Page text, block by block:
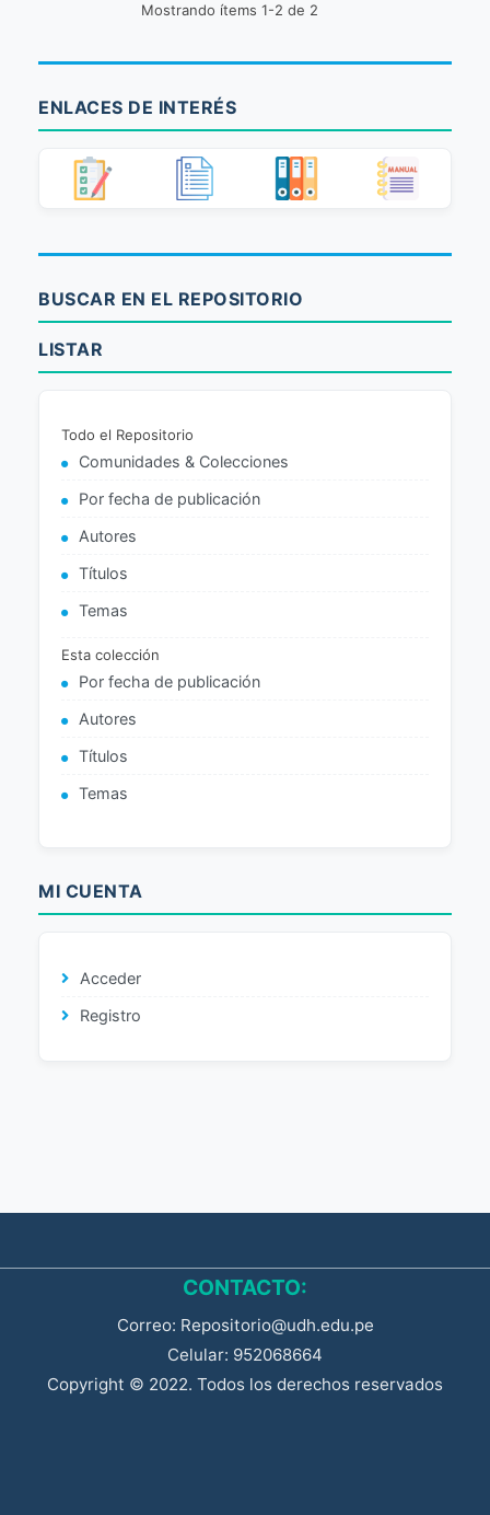
Mostrando ítems 1-2 de 2
ENLACES DE INTERÉS
BUSCAR EN EL REPOSITORIO
LISTAR
Todo el Repositorio
Comunidades & Colecciones
Por fecha de publicación
Autores
Títulos
Temas
Esta colección
Por fecha de publicación
Autores
Títulos
Temas
MI CUENTA
Acceder
Registro
CONTACTO:
Correo: Repositorio@udh.edu.pe
Celular: 952068664
Copyright © 2022. Todos los derechos reservados